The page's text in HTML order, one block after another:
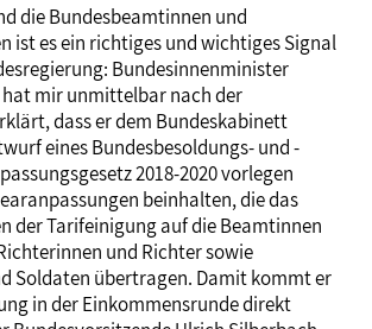
die Bundesbeamtinnen und
ist es ein richtiges und wichtiges Signal
Bundesinnenminister
hat mir unmittelbar nach der
dass er dem Bundeskabinett
eines Bundesbesoldungs- und -
2018-2020 vorlegen
beinhalten, die das
der Tarifeinigung auf die Beamtinnen
und Richter sowie
Soldaten übertragen. Damit kommt er
in der Einkommensrunde direkt